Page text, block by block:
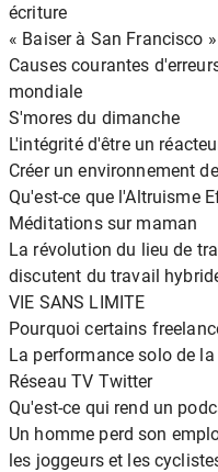
écriture
« Baiser à San Francisco »
Causes courantes
mondiale
S'mores du dimanche
L'intégrité d'être un
Créer un environnement
Qu'est-ce que l'Altruisme
Méditations sur maman
La révolution du lieu de
discutent du travail
VIE SANS LIMITE
Pourquoi certains
La performance solo de
Réseau TV Twitter
Qu'est-ce qui rend un
Un homme perd son
les joggeurs et les